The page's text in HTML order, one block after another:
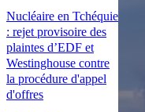
Nucléaire en Tchéquie
: rejet provisoire des
plaintes d’EDF et
Westinghouse contre
la procédure d'appel
d'offres